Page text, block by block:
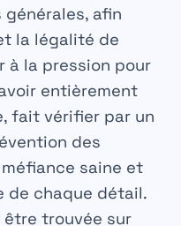
afin
la légalité de
à la pression pour
entièrement
fait vérifier par un
des
saine et
de chaque détail.
être trouvée sur